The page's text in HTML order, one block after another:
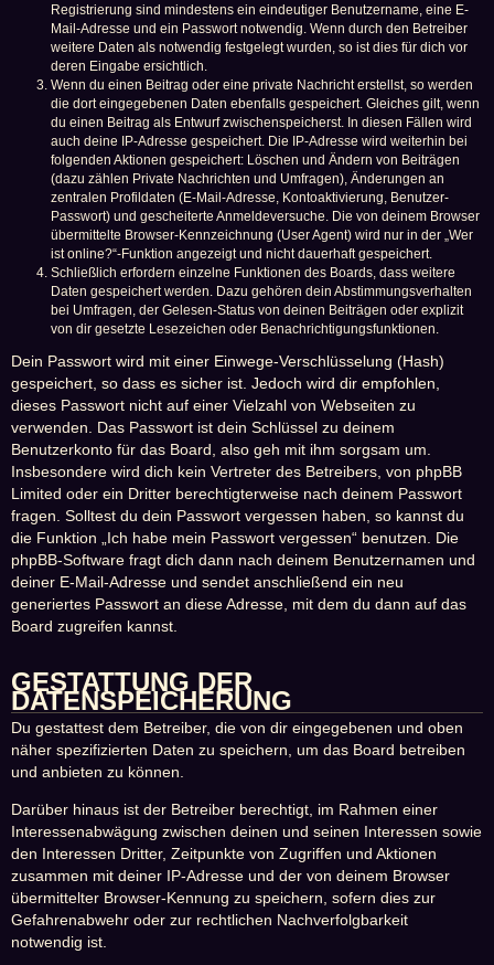
Registrierung sind mindestens ein eindeutiger Benutzername, eine E-
Mail-Adresse und ein Passwort notwendig. Wenn durch den Betreiber
weitere Daten als notwendig festgelegt wurden, so ist dies für dich vor
deren Eingabe ersichtlich.
Wenn du einen Beitrag oder eine private Nachricht erstellst, so werden
die dort eingegebenen Daten ebenfalls gespeichert. Gleiches gilt, wenn
du einen Beitrag als Entwurf zwischenspeicherst. In diesen Fällen wird
auch deine IP-Adresse gespeichert. Die IP-Adresse wird weiterhin bei
folgenden Aktionen gespeichert: Löschen und Ändern von Beiträgen
(dazu zählen Private Nachrichten und Umfragen), Änderungen an
zentralen Profildaten (E-Mail-Adresse, Kontoaktivierung, Benutzer-
Passwort) und gescheiterte Anmeldeversuche. Die von deinem Browser
übermittelte Browser-Kennzeichnung (User Agent) wird nur in der „Wer
ist online?“-Funktion angezeigt und nicht dauerhaft gespeichert.
Schließlich erfordern einzelne Funktionen des Boards, dass weitere
Daten gespeichert werden. Dazu gehören dein Abstimmungsverhalten
bei Umfragen, der Gelesen-Status von deinen Beiträgen oder explizit
von dir gesetzte Lesezeichen oder Benachrichtigungsfunktionen.
Dein Passwort wird mit einer Einwege-Verschlüsselung (Hash)
gespeichert, so dass es sicher ist. Jedoch wird dir empfohlen,
dieses Passwort nicht auf einer Vielzahl von Webseiten zu
verwenden. Das Passwort ist dein Schlüssel zu deinem
Benutzerkonto für das Board, also geh mit ihm sorgsam um.
Insbesondere wird dich kein Vertreter des Betreibers, von phpBB
Limited oder ein Dritter berechtigterweise nach deinem Passwort
fragen. Solltest du dein Passwort vergessen haben, so kannst du
die Funktion „Ich habe mein Passwort vergessen“ benutzen. Die
phpBB-Software fragt dich dann nach deinem Benutzernamen und
deiner E-Mail-Adresse und sendet anschließend ein neu
generiertes Passwort an diese Adresse, mit dem du dann auf das
Board zugreifen kannst.
GESTATTUNG DER
DATENSPEICHERUNG
Du gestattest dem Betreiber, die von dir eingegebenen und oben
näher spezifizierten Daten zu speichern, um das Board betreiben
und anbieten zu können.
Darüber hinaus ist der Betreiber berechtigt, im Rahmen einer
Interessenabwägung zwischen deinen und seinen Interessen sowie
den Interessen Dritter, Zeitpunkte von Zugriffen und Aktionen
zusammen mit deiner IP-Adresse und der von deinem Browser
übermittelter Browser-Kennung zu speichern, sofern dies zur
Gefahrenabwehr oder zur rechtlichen Nachverfolgbarkeit
notwendig ist.